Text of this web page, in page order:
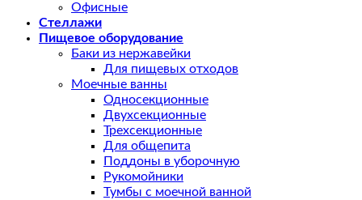
Офисные
Стеллажи
Пищевое оборудование
Баки из нержавейки
Для пищевых отходов
Моечные ванны
Односекционные
Двухсекционные
Трехсекционные
Для общепита
Поддоны в уборочную
Рукомойники
Тумбы с моечной ванной